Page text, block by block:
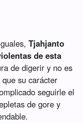
Tjahjanto
de esta
de digerir y no es
su carácter
seguirle el
de gore y